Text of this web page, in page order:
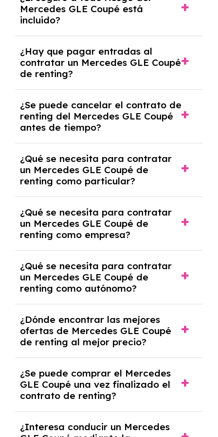
casos, comprarlo a un precio previamente
acordado.
Mercedes GLE Coupé está
incluido?
Mercedes GLE Coupé con el seguro a todo
riesgo sin franquicia incluido dentro de las
cuotas mensuales.
¿Hay que pagar entradas al
contratar un Mercedes GLE Coupé
de renting?
tendrás que pagar ningún tipo de entrada
salvo en casos que lo exija el proveedor
debido al resultado del estudio de viabilidad
económica.
¿Se puede cancelar el contrato de
renting del Mercedes GLE Coupé
antes de tiempo?
pero puede haber penalizaciones por
cancelación anticipada. Es importante revisar
las condiciones del contrato y hablar con un
experto que te asesore.
¿Qué se necesita para contratar
un Mercedes GLE Coupé de
renting como particular?
y, en algunos casos, una consulta de solvencia
crediticia y un pago inicial.
¿Qué se necesita para contratar
un Mercedes GLE Coupé de
renting como empresa?
documentación financiera y, en algunos
casos, un informe de solvencia de la empresa
y un pago inicial.
¿Qué se necesita para contratar
un Mercedes GLE Coupé de
renting como autónomo?
autónomos, justificante de ingresos y, en
algunos casos, un informe fiscal y un pago
inicial.
¿Dónde encontrar las mejores
ofertas de Mercedes GLE Coupé
de renting al mejor precio?
mejores ofertas de vehículos de renting con
todos los gastos incluidos y sin pagar
entradas.
¿Se puede comprar el Mercedes
GLE Coupé una vez finalizado el
contrato de renting?
renting se puede adquirir el coche. En este
¿Interesa conducir un Mercedes